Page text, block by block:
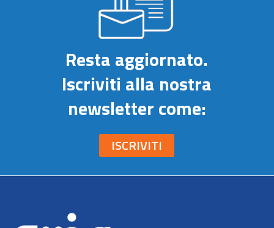
Resta aggiornato.
Iscriviti alla nostra
newsletter come:
ISCRIVITI